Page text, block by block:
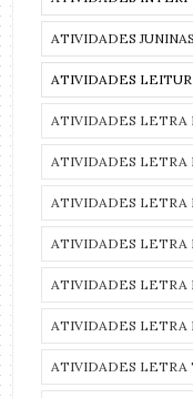
ATIVIDADES JUNINAS
ATIVIDADES
ATIVIDADES LETRA
ATIVIDADES LETRA
ATIVIDADES LETRA
ATIVIDADES LETRA
ATIVIDADES LETRA
ATIVIDADES LETRA
ATIVIDADES LETRA